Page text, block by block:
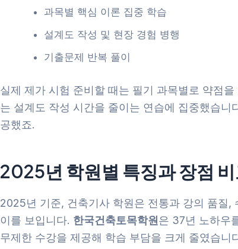
과목별 핵심 이론 집중 학습
설계도 작성 및 현장 경험 병행
기출문제 반복 풀이
실제 제가 시험 준비할 때는 필기 과목별로 약점
는 설계도 작성 시간을 줄이는 연습에 집중했습니
공했죠.
2025년 학원별 특징과 장점 비
2025년 기준, 건축기사 학원은 전통과 강의 품질,
이를 보입니다. 한국건축토목학원은 37년 노하우
무제한 수강을 제공해 학습 부담을 크게 줄였습니